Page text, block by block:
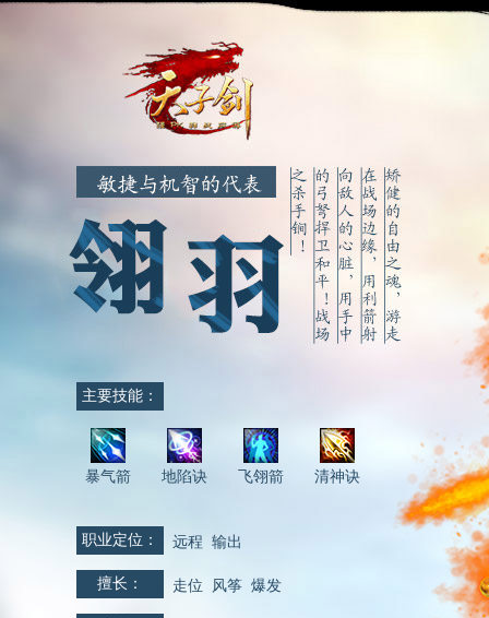
主要技能：
暴气箭 地陷诀 飞翎箭 清神诀
职业定位： 远程 输出
擅长： 走位 风筝 爆发